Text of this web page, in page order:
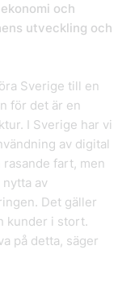
och
utveckling och
Sverige till en
för det är en
I Sverige har vi
av digital
fart, men
av
Det gäller
kunder i stort.
på detta, säger